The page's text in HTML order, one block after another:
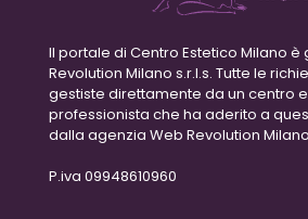
Il portale di Centro Estetico Milano
Revolution Milano s.r.l.s. Tutte le
gestiste direttamente da un centro
professionista che ha aderito a
dalla agenzia Web Revolution Milano
P.iva 09948610960